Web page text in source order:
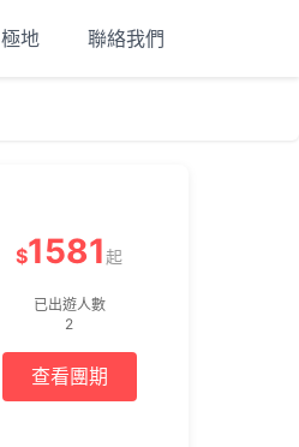
極地 聯絡我們
$1581起
已出遊人數
2
查看團期